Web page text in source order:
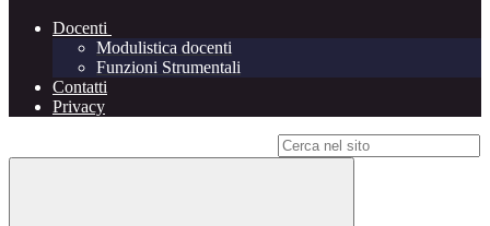
Docenti
Modulistica docenti
Funzioni Strumentali
Contatti
Privacy